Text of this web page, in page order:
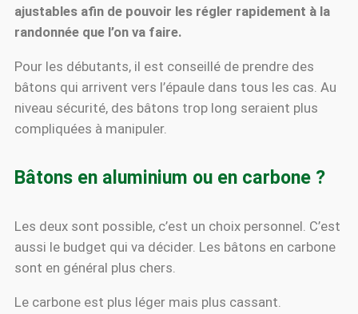
ajustables afin de pouvoir les régler rapidement à la
randonnée que l’on va faire.
Pour les débutants, il est conseillé de prendre des
bâtons qui arrivent vers l’épaule dans tous les cas. Au
niveau sécurité, des bâtons trop long seraient plus
compliquées à manipuler.
Bâtons en aluminium ou en carbone ?
Les deux sont possible, c’est un choix personnel. C’est
aussi le budget qui va décider. Les bâtons en carbone
sont en général plus chers.
Le carbone est plus léger mais plus cassant.